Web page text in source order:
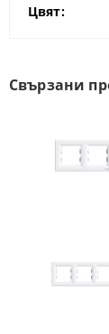
Цвят:
Свързани